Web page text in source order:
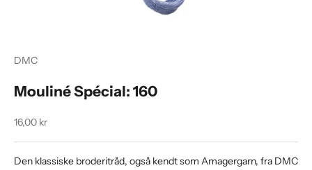
DMC
Mouliné Spécial: 160
Salgspris
16,00 kr
Den klassiske broderitråd, også kendt som Amagergarn, fra DMC